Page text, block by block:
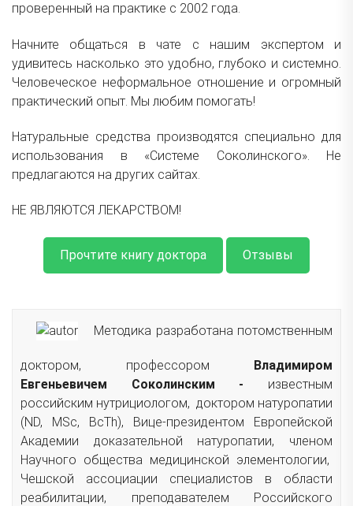
проверенный на практике с 2002 года.
Начните общаться в чате с нашим экспертом и
удивитесь насколько это удобно, глубоко и системно.
Человеческое неформальное отношение и огромный
практический опыт. Мы любим помогать!
Натуральные средства производятся специально для
использования в «Системе Соколинского». Не
предлагаются на других сайтах.
НЕ ЯВЛЯЮТСЯ ЛЕКАРСТВОМ!
Прочтите книгу доктора Отзывы
Методика разработана потомственным
доктором, профессором Владимиром
Евгеньевичем Соколинским - известным
российским нутрициологом, доктором натуропатии
(ND, MSc, ВсTh), Вице-президентом Европейской
Академии доказательной натуропатии, членом
Научного общества медицинской элементологии,
Чешской ассоциации специалистов в области
реабилитации, преподавателем Российского